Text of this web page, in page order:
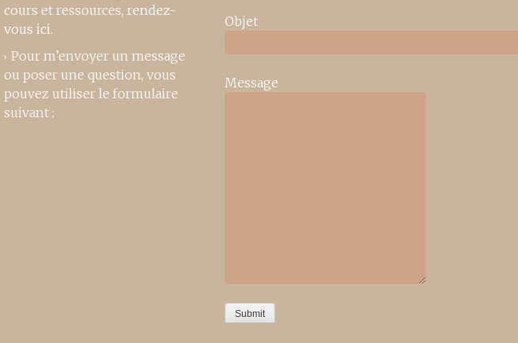
cours et ressources, rendez-
vous ici.
Pour m’envoyer un message
ou poser une question, vous
pouvez utiliser le formulaire
suivant :
Objet
Message